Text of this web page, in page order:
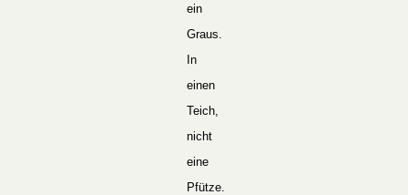
ein
Graus.
In
einen
Teich,
nicht
eine
Pfütze.